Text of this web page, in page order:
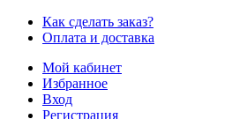
Как сделать заказ?
Оплата и доставка
Мой кабинет
Избранное
Вход
Регистрация